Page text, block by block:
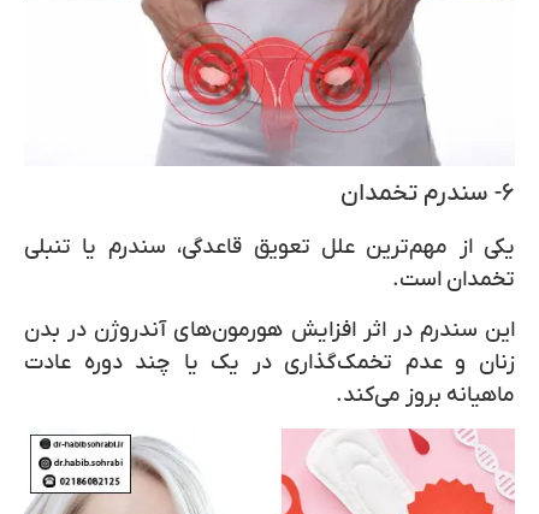
۶- سندرم تخمدان
یکی از مهم‌ترین علل تعویق قاعدگی، سندرم یا تنبلی
تخمدان است.
این سندرم در اثر افزایش هورمون‌های آندروژن در بدن
زنان و عدم تخمک‌گذاری در یک یا چند دوره عادت
ماهیانه بروز می‌کند.